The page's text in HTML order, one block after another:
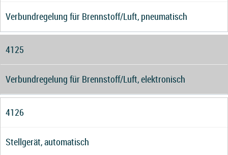
Verbundregelung für Brennstoff/Luft, pneumatisch
4125
Verbundregelung für Brennstoff/Luft, elektronisch
4126
Stellgerät, automatisch